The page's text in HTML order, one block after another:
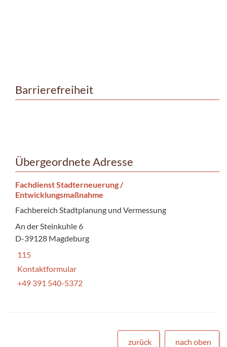
Barrierefreiheit
Übergeordnete Adresse
Fachdienst Stadterneuerung /
Entwicklungsmaßnahme
Fachbereich Stadtplanung und Vermessung
An der Steinkuhle 6
D-39128 Magdeburg
115
Kontaktformular
+49 391 540-5372
zurück nach oben